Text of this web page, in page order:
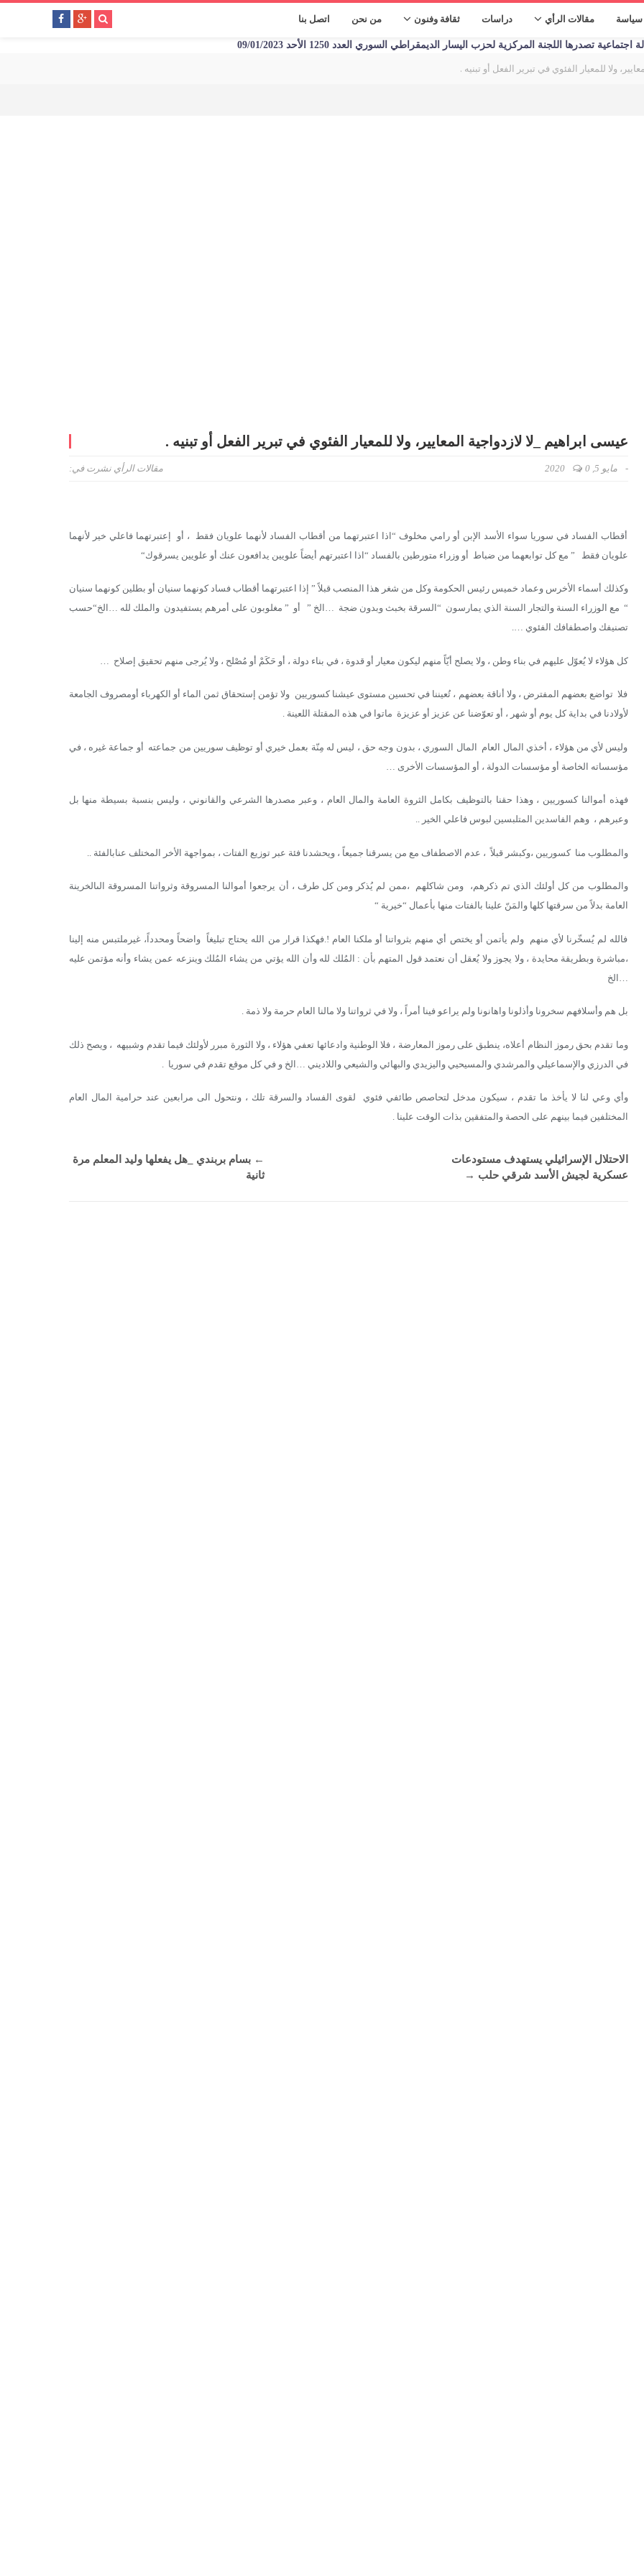
سياسة مقالات الرأي دراسات ثقافة وفنون من نحن اتصل بنا
تصدرها اللجنة المركزية لحزب اليسار الديمقراطي السوري العدد 1250 الأحد 09/01/2023
ولا للمعيار الفئوي في تبرير الفعل أو تبنيه .
عيسى ابراهيم _لا لازدواجية المعايير، ولا للمعيار الفئوي في تبرير الفعل أو تبنيه .
نشرت في: مقالات الرأي - مايو 5, 2020 0
أقطاب الفساد في سوريا سواء الأسد الإبن أو رامي مخلوف “اذا اعتبرتهما من أقطاب الفساد لأنهما علويان فقط ، أو إعتبرتهما فاعلي خير لأنهما
علويان فقط ” مع كل توابعهما من ضباط أو وزراء متورطين بالفساد “اذا اعتبرتهم أيضاً علويين يدافعون عنك أو علويين يسرقوك“
وكذلك أسماء الأخرس وعماد خميس رئيس الحكومة وكل من شغر هذا المنصب قبلاً ” إذا اعتبرتهما أقطاب فساد كونهما سنيان أو بطلين كونهما سنيان
“ مع الوزراء السنة والتجار السنة الذي يمارسون “السرقة بخبث وبدون ضجة …الخ ” أو ” مغلوبون على أمرهم يستفيدون والملك لله …الخ“حسب
تصنيفك واصطفافك الفئوي ….
كل هؤلاء لا يُعوّل عليهم في بناء وطن ، ولا يصلح أيّاً منهم ليكون معيار أو قدوة ، في بناء دولة ، أو حَكَمْ أو مُصْلح ، ولا يُرجى منهم تحقيق إصلاح …
فلا تواضع بعضهم المفترض ، ولا أناقة بعضهم ، تُعيننا في تحسين مستوى عيشنا كسوريين ولا تؤمن إستحقاق ثمن الماء أو الكهرباء أومصروف الجامعة
لأولادنا في بداية كل يوم أو شهر ، أو تعوّضنا عن عزيز أو عزيزة ماتوا في هذه المقتلة اللعينة .
وليس لأي من هؤلاء ، أخذي المال العام المال السوري ، بدون وجه حق ، ليس له مِنّة بعمل خيري أو توظيف سوريين من جماعته أو جماعة غيره ، في
مؤسساته الخاصة أو مؤسسات الدولة ، أو المؤسسات الأخرى …
فهذه أموالنا كسوريين ، وهذا حقنا بالتوظيف بكامل الثروة العامة والمال العام ، وعبر مصدرها الشرعي والقانوني ، وليس بنسبة بسيطة منها بل
وعبرهم ، وهم الفاسدين المتلبسين لبوس فاعلي الخير ..
والمطلوب منا كسوريين ،وكبشر قبلاً ، عدم الاصطفاف مع من يسرقنا جميعاً ، ويحشدنا فئة عبر توزيع الفتات ، بمواجهة الأخر المختلف عنابالفئة ..
والمطلوب من كل أولئك الذي تم ذكرهم، ومن شاكلهم ،ممن لم يُذكر ومن كل طرف ، أن يرجعوا أموالنا المسروقة وثرواتنا المسروقة الىالخرينة
العامة بدلاً من سرقتها كلها والمَنّ علينا بالفتات منها بأعمال “خيرية “
فالله لم يُسخّرنا لأي منهم ولم يأتمن أو يختص أي منهم بثرواتنا أو ملكنا العام !.فهكذا قرار من الله يحتاج تبليغاً واضحاً ومحدداً، غيرملتبس منه إلينا
،مباشرة وبطريقة محايدة ، ولا يجوز ولا يُعقل أن نعتمد قول المتهم بأن : المُلك لله وأن الله يؤتي من يشاء المُلك وينزعه عمن يشاء وأنه مؤتمن عليه
…الخ
بل هم وأسلافهم سخرونا وأذلونا واهانونا ولم يراعو فينا أمراً ، ولا في ثرواتنا ولا مالنا العام حرمة ولا ذمة .
وما تقدم بحق رموز النظام أعلاه، ينطبق على رموز المعارضة ، فلا الوطنية وادعائها تعفي هؤلاء ، ولا الثورة مبرر لأولئك فيما تقدم وشبيهه ، ويصح ذلك
في الدرزي والإسماعيلي والمرشدي والمسيحيي واليزيدي والبهائي والشيعي واللاديني …الخ و في كل موقع تقدم في سوريا .
وأي وعي لنا لا يأخذ ما تقدم ، سيكون مدخل لتحاصص طائفي فئوي لقوى الفساد والسرقة تلك ، ونتحول الى مرابعين عند حرامية المال العام
المختلفين فيما بينهم على الحصة والمتفقين بذات الوقت علينا .
← بسام بربندي _هل يفعلها وليد المعلم مرة
ثانية
الاحتلال الإسرائيلي يستهدف مستودعات
عسكرية لجيش الأسد شرقي حلب →